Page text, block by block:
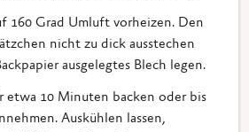
160 Grad Umluft vorheizen. Den
nicht zu dick ausstechen
ausgelegtes Blech legen.
etwa 10 Minuten backen oder bis
Auskühlen lassen,